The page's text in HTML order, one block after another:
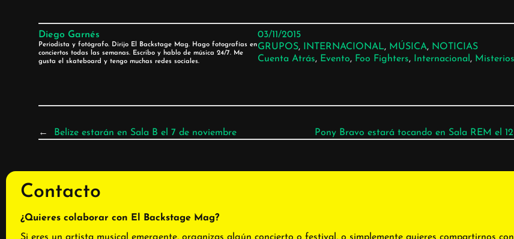
Diego Garnés
Periodista y fotógrafo. Dirijo El Backstage Mag. Hago fotografías en
conciertos todas las semanas. Escribo y hablo de música 24/7. Me
gusta el skateboard y tengo muchas redes sociales.
03/11/2015
GRUPOS, INTERNACIONAL, MÚSICA, NOTICIAS
Cuenta Atrás, Evento, Foo Fighters, Internacional ,
← Belize estarán en Sala B el 7 de noviembre Pony Bravo estará tocando en Sala REM el
Contacto
¿Quieres colaborar con El Backstage Mag?